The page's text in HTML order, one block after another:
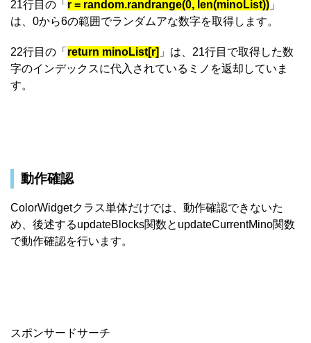
21行目の「 r = random.randrange(0, len(minoList)) 」
は、0から6の範囲でランダムアな数字を取得します。
22行目の「 return minoList[r] 」は、21行目で取得した数
字のインデックスに代入されているミノを返却していま
す。
動作確認
ColorWidgetクラス単体だけでは、動作確認できないた
め、後述するupdateBlocks関数とupdateCurrentMino関数
で動作確認を行います。
スポンサードサーチ